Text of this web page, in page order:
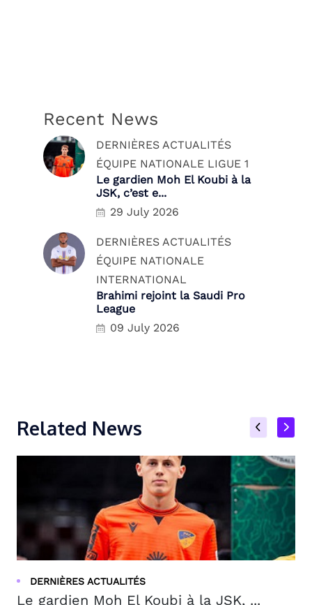
Recent News
DERNIÈRES ACTUALITÉS
ÉQUIPE NATIONALE LIGUE 1
Le gardien Moh El Koubi à la
JSK, c’est e...
29 July 2026
DERNIÈRES ACTUALITÉS
ÉQUIPE NATIONALE
INTERNATIONAL
Brahimi rejoint la Saudi Pro
League
09 July 2026
Related News
DERNIÈRES ACTUALITÉS
Le gardien Moh El Koubi à la JSK, ...